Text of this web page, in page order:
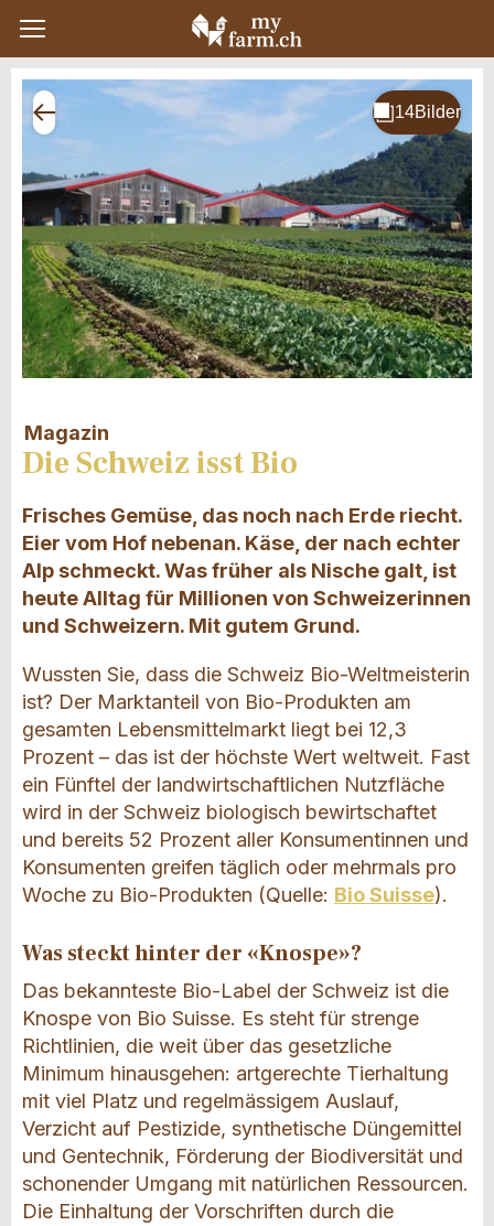
Magazin
Die Schweiz isst Bio
Frisches Gemüse, das noch nach Erde riecht.
Eier vom Hof nebenan. Käse, der nach echter
Alp schmeckt. Was früher als Nische galt, ist
heute Alltag für Millionen von Schweizerinnen
und Schweizern. Mit gutem Grund.
Wussten Sie, dass die Schweiz Bio-Weltmeisterin
ist? Der Marktanteil von Bio-Produkten am
gesamten Lebensmittelmarkt liegt bei 12,3
Prozent – das ist der höchste Wert weltweit. Fast
ein Fünftel der landwirtschaftlichen Nutzfläche
wird in der Schweiz biologisch bewirtschaftet
und bereits 52 Prozent aller Konsumentinnen und
Konsumenten greifen täglich oder mehrmals pro
Woche zu Bio-Produkten (Quelle: Bio Suisse).
Was steckt hinter der «Knospe»?
Das bekannteste Bio-Label der Schweiz ist die
Knospe von Bio Suisse. Es steht für strenge
Richtlinien, die weit über das gesetzliche
Minimum hinausgehen: artgerechte Tierhaltung
mit viel Platz und regelmässigem Auslauf,
Verzicht auf Pestizide, synthetische Düngemittel
und Gentechnik, Förderung der Biodiversität und
schonender Umgang mit natürlichen Ressourcen.
Die Einhaltung der Vorschriften durch die